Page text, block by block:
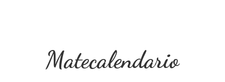
Matecalendario